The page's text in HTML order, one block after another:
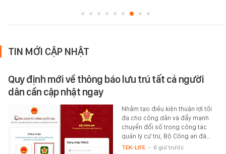
TIN MỚI CẬP NHẬT
Quy định mới về thông báo lưu trú tất cả người
dân cần cập nhật ngay
Nhằm tạo điều kiện thuận lợi tối
đa cho công dân và đẩy mạnh
chuyển đổi số trong công tác
quản lý cư trú, Bộ Công an đã…
TEK-LIFE - 6 giờ trước